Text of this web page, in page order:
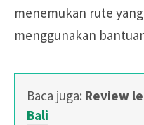
menemukan rute
menggunakan
Baca juga: Review
Bali